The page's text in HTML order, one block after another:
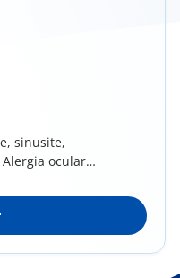
sinusite,
ocular